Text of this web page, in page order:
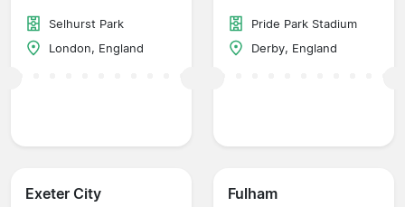
Selhurst Park
London, England
Pride Park Stadium
Derby, England
Exeter City Fulham